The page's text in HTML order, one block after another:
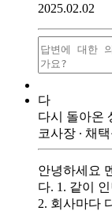
2025.02.02
다
다시 돌아온
코사장 ∙ 채
안녕하세요
다. 1. 같이
2. 회사마다